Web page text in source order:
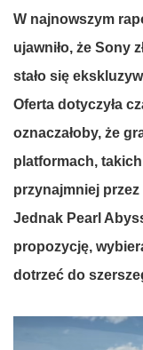
W najnowszym
ujawniło, że Sony
stało się
Oferta dotyczyła
oznaczałoby, że
platformach, takich
przynajmniej przez
Jednak Pearl
propozycję,
dotrzeć do